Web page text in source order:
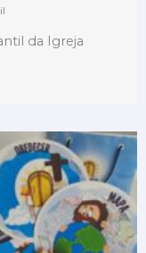
da Igreja